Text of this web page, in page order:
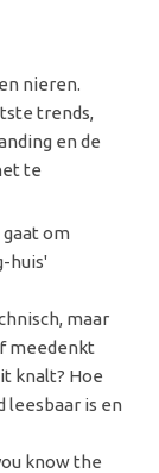
nieren.
trends,
en de
te
om
huis'
maar
meedenkt
knalt? Hoe
leesbaar is en
know the